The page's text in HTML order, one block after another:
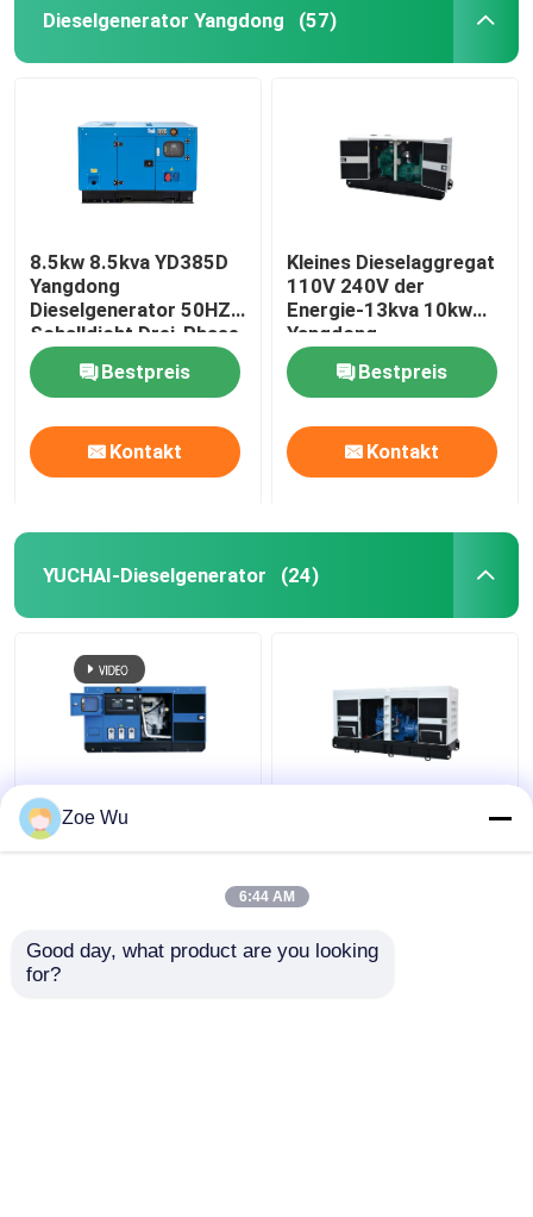
Dieselgenerator Yangdong (57)
8.5kw 8.5kva YD385D
Yangdong
Dieselgenerator 50HZ
Schalldicht Drei-Phase
Bestpreis
Kontakt
Kleines Dieselaggregat
110V 240V der
Energie-13kva 10kw
Yangdong
Bestpreis
Kontakt
YUCHAI-Dieselgenerator (24)
Industrielles
Dieselaggregat 75kva
250kw
Zoe Wu
6:44 AM
Good day, what product are you looking
for?